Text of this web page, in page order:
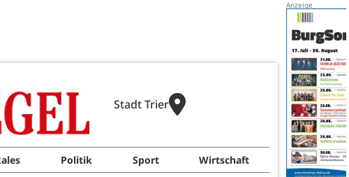
Stadt Trier
Politik Sport Wirtschaft